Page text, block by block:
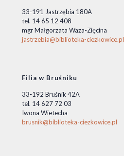
33-191 Jastrzębia 180A
tel. 14 65 12 408
mgr Małgorzata Waza-Zięcina
jastrzebia@biblioteka-ciezkowice.pl
Filia w Bruśniku
33-192 Bruśnik 42A
tel. 14 627 72 03
Iwona Wietecha
brusnik@biblioteka-ciezkowice.pl